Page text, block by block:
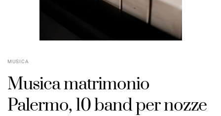
MUSICA
Musica matrimonio
Palermo, 10 band per nozze